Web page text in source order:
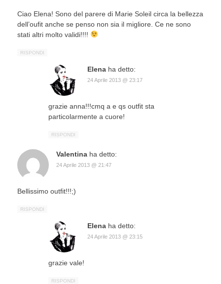
Ciao Elena! Sono del parere di Marie Soleil circa la bellezza
dell’oufit anche se penso non sia il migliore. Ce ne sono
stati altri molto validi!!!!
RISPONDI
Elena ha detto:
24 Aprile 2013 @ 23:17
grazie anna!!!cmq a e qs outfit sta
particolarmente a cuore!
RISPONDI
Valentina ha detto:
24 Aprile 2013 @ 21:47
Bellissimo outfit!!!;)
RISPONDI
Elena ha detto:
24 Aprile 2013 @ 23:15
grazie vale!
RISPONDI